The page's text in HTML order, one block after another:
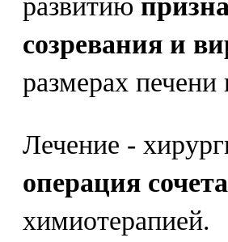
развитию
созревания и
размерах печени
Лечение -
операция
химиотерапией.